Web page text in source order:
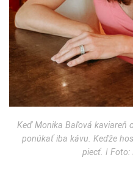
Keď Monika Baľová kaviareň
ponúkať iba kávu. Keďže
piecť. ǀ